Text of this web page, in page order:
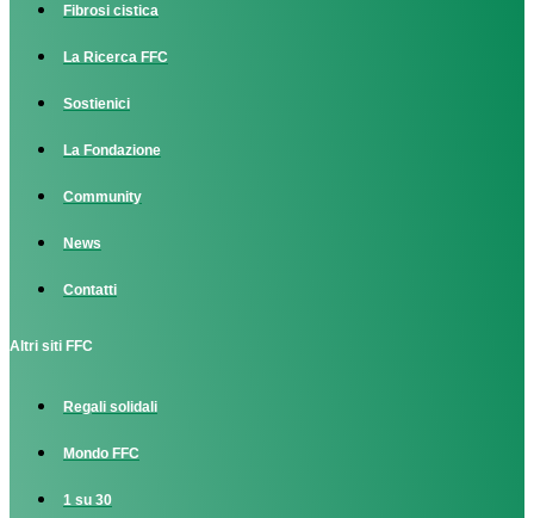
Fibrosi cistica
La Ricerca FFC
Sostienici
La Fondazione
Community
News
Contatti
Altri siti FFC
Regali solidali
Mondo FFC
1 su 30